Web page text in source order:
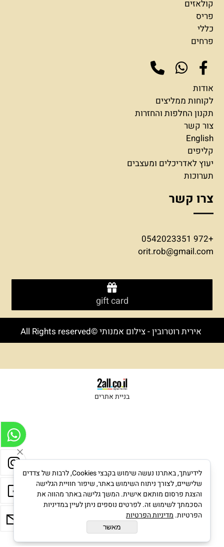
קולאזים
פריס
כללי
פרחים
אודות
לקוחות ממליצים
תקנון החלפות והחזרות
צור קשר
English
קליפים
יעוץ לאדריכלים ומעצבים
תערוכות
צרו קשר
+972 0542023351
orit.rob@gmail.com
gift card
אירית רוטרובין - צילום אמנותי ©All Rights reserved
בניית אתרים
לידיעתך, באתרנו נעשה שימוש בקבצי Cookies, לרבות של צדדים
שלישיים, לצורך ניתוח השימוש באתר, שיפור חוויית הגלישה
והצגת פרסום מותאם אישית. המשך גלישה באתר מהווה את
הסכמתך לשימוש זה. לפרטים נוספים ניתן לעיין במדיניות
הפרטיות. מדיניות הפרטיות
מאשר